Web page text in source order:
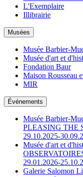
L'Exemplaire
Illibrairie
Musées
Musée Barbier-
Musée d'art et
Fondation Baur
Maison Rousseau
MIR
Événements
Musée Barbier-
PLEASING THE
29.10.2025-
Musée d'art et
29.01.2026-
Galerie Salomon